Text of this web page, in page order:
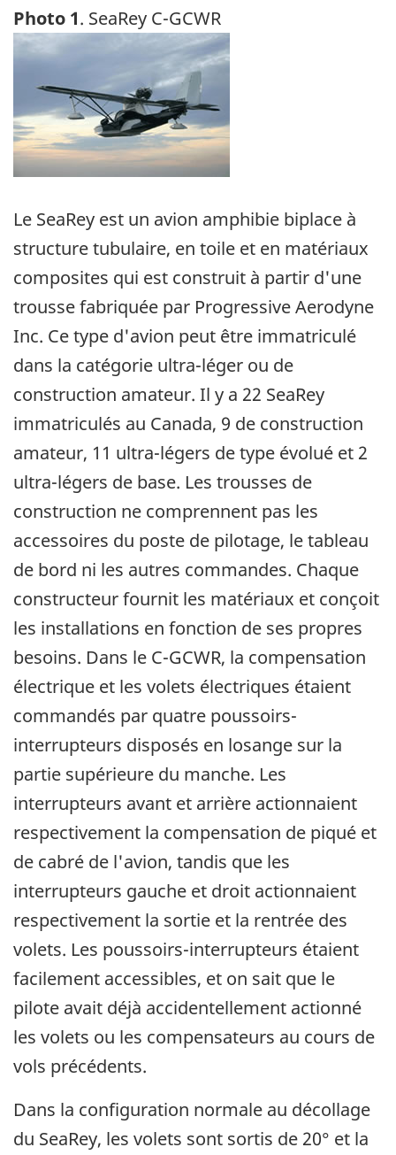
Photo 1. SeaRey C-GCWR
Image
Le SeaRey est un avion amphibie biplace à
structure tubulaire, en toile et en matériaux
composites qui est construit à partir d'une
trousse fabriquée par Progressive Aerodyne
Inc. Ce type d'avion peut être immatriculé
dans la catégorie ultra-léger ou de
construction amateur. Il y a 22 SeaRey
immatriculés au Canada, 9 de construction
amateur, 11 ultra-légers de type évolué et 2
ultra-légers de base. Les trousses de
construction ne comprennent pas les
accessoires du poste de pilotage, le tableau
de bord ni les autres commandes. Chaque
constructeur fournit les matériaux et conçoit
les installations en fonction de ses propres
besoins. Dans le C-GCWR, la compensation
électrique et les volets électriques étaient
commandés par quatre poussoirs-
interrupteurs disposés en losange sur la
partie supérieure du manche. Les
interrupteurs avant et arrière actionnaient
respectivement la compensation de piqué et
de cabré de l'avion, tandis que les
interrupteurs gauche et droit actionnaient
respectivement la sortie et la rentrée des
volets. Les poussoirs-interrupteurs étaient
facilement accessibles, et on sait que le
pilote avait déjà accidentellement actionné
les volets ou les compensateurs au cours de
vols précédents.
Dans la configuration normale au décollage
du SeaRey, les volets sont sortis de 20° et la